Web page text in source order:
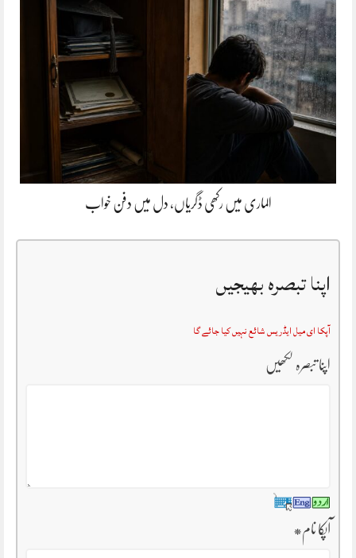
الماری میں رکھی ڈگریاں، دل میں دفن خواب
اپنا تبصرہ بھیجیں
آپکا ای میل ایڈریس شائع نہیں کیا جائے گا
اپنا تبصرہ لکھیں
آپکا نام*